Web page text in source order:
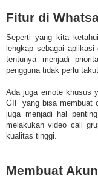
Fitur di
Seperti yang kita
lengkap sebagai
tentunya menjadi
pengguna tidak perlu
Ada juga emote khusus
GIF yang bisa membuat
juga menjadi hal
melakukan video call
kualitas tinggi.
Membuat